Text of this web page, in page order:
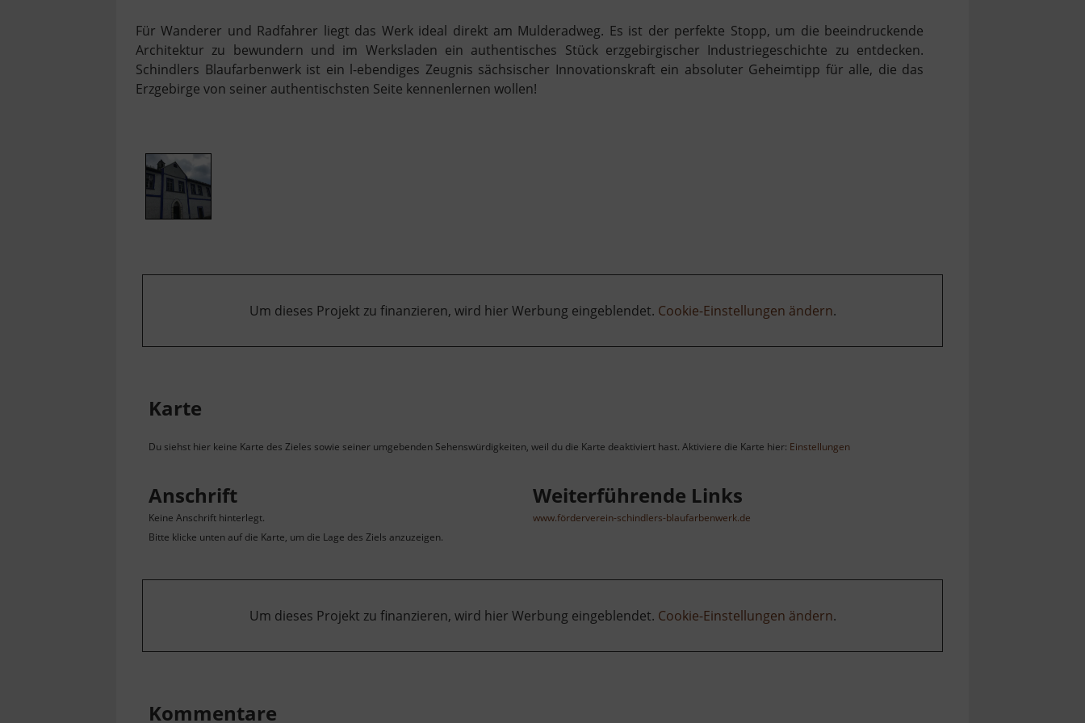
Für Wanderer und Radfahrer liegt das Werk ideal direkt am Mulderadweg. Es ist der perfekte Stopp, um die beeindruckende
Architektur zu bewundern und im Werksladen ein authentisches Stück erzgebirgischer Industriegeschichte zu entdecken.
Schindlers Blaufarbenwerk ist ein l-ebendiges Zeugnis sächsischer Innovationskraft ein absoluter Geheimtipp für alle, die das
Erzgebirge von seiner authentischsten Seite kennenlernen wollen!
Um dieses Projekt zu finanzieren, wird hier Werbung eingeblendet. Cookie-Einstellungen ändern.
Karte
Du siehst hier keine Karte des Zieles sowie seiner umgebenden Sehenswürdigkeiten, weil du die Karte deaktiviert hast. Aktiviere die Karte hier: Einstellungen
Anschrift
Keine Anschrift hinterlegt.
Bitte klicke unten auf die Karte, um die Lage des Ziels anzuzeigen.
Weiterführende Links
www.förderverein-schindlers-blaufarbenwerk.de
Um dieses Projekt zu finanzieren, wird hier Werbung eingeblendet. Cookie-Einstellungen ändern.
Kommentare